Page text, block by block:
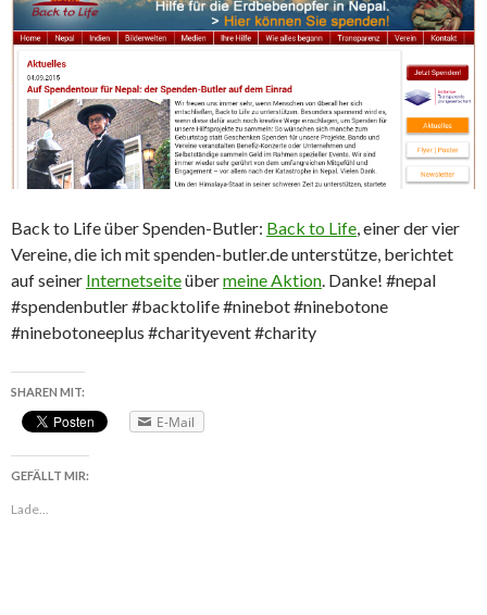
Back to Life über Spenden-Butler: Back to Life, einer der vier
Vereine, die ich mit spenden-butler.de unterstütze, berichtet
auf seiner Internetseiteübermeine Aktion. Danke! #nepal
#spendenbutler #backtolife #ninebot #ninebotone
#ninebotoneeplus #charityevent #charity
SHAREN MIT:
E-Mail
GEFÄLLT MIR:
Lade...